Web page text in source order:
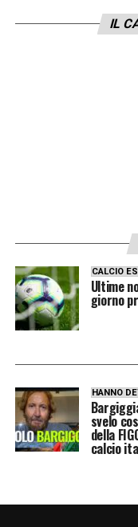
ed esperienza
l’operazione
il25 agosto
metri, è
Sporting CP,
AC. Entrato nel
squadra.
La promozione
nel2020. Da
diventato uno
presenzee
IL
CALCIO
Ultime
giorno
HANNO
svelo
della
calcio